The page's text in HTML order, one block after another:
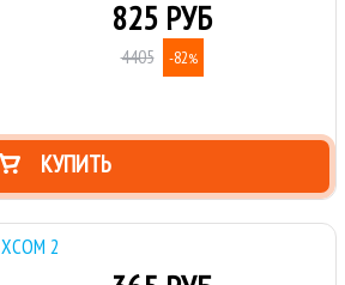
825 РУБ
4405 -82%
КУПИТЬ
XCOM 2